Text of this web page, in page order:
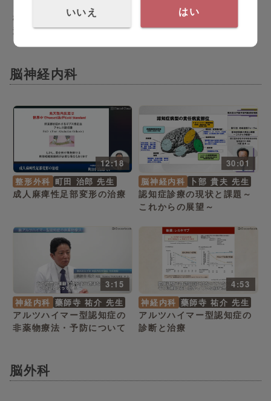
横浜市立大学附属病院 地域
連携セミナー -脳神経外科-
しい薬剤の登場
脳神経内科
12:18
整形外科 町田 治郎 先生
成人麻痺性足部変形の治療
30:01
脳神経内科
卜部 貴夫 先生
認知症診療の現状と課題～
これからの展望～
3:15
神経内科 藥師寺 祐介 先生
アルツハイマー型認知症の
非薬物療法・予防について
4:53
神経内科 藥師寺 祐介 先生
アルツハイマー型認知症の
診断と治療
脳外科
いいえ はい